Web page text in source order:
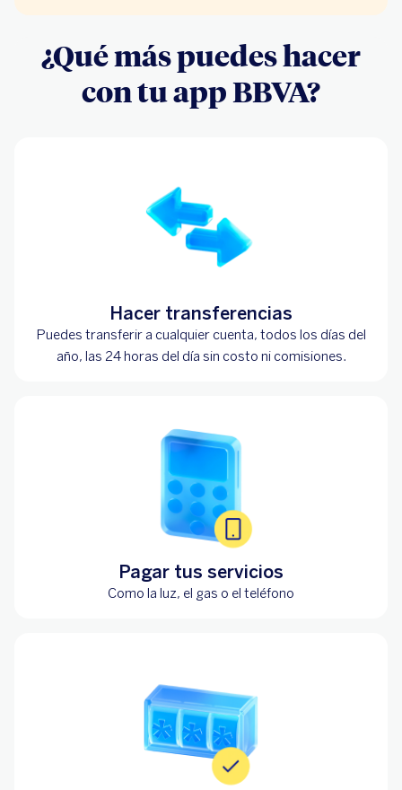
¿Qué más puedes hacer
con tu app BBVA?
Hacer transferencias
Puedes transferir a cualquier cuenta, todos los días del
año, las 24 horas del día sin costo ni comisiones.
Pagar tus servicios
Como la luz, el gas o el teléfono